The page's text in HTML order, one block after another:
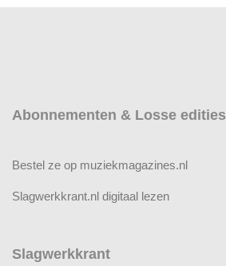
Abonnementen & Losse edities
Bestel ze op muziekmagazines.nl
Slagwerkkrant.nl digitaal lezen
Slagwerkkrant